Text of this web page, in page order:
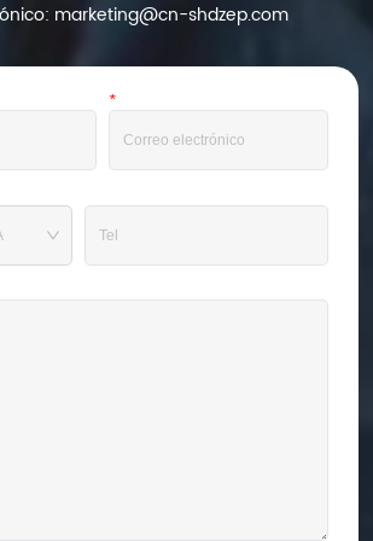
marketing@cn-shdzep.com
*Correo electrónico